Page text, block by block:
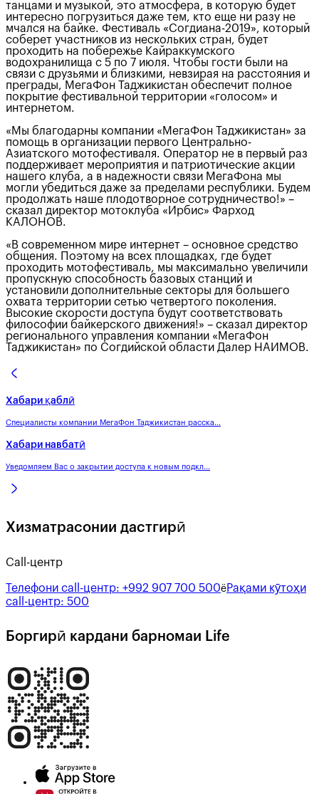
танцами и музыкой, это атмосфера, в которую будет
интересно погрузиться даже тем, кто еще ни разу не
мчался на байке. Фестиваль «Согдиана-2019», который
соберет участников из нескольких стран, будет
проходить на побережье Кайраккумского
водохранилища с 5 по 7 июля. Чтобы гости были на
связи с друзьями и близкими, невзирая на расстояния и
преграды, МегаФон Таджикистан обеспечит полное
покрытие фестивальной территории «голосом» и
интернетом.
«Мы благодарны компании «МегаФон Таджикистан» за
помощь в организации первого Центрально-
Азиатского мотофестиваля. Оператор не в первый раз
поддерживает мероприятия и патриотические акции
нашего клуба, а в надежности связи МегаФона мы
могли убедиться даже за пределами республики. Будем
продолжать наше плодотворное сотрудничество!» –
сказал директор мотоклуба «Ирбис» Фарход
КАЛОНОВ.
«В современном мире интернет – основное средство
общения. Поэтому на всех площадках, где будет
проходить мотофестиваль, мы максимально увеличили
пропускную способность базовых станций и
установили дополнительные секторы для большего
охвата территории сетью четвертого поколения.
Высокие скорости доступа будут соответствовать
философии байкерского движения!» – сказал директор
регионального управления компании «МегаФон
Таджикистан» по Согдийской области Далер НАИМОВ.
Хабари қаблӣ
Специалисты компании МегаФон Таджикистан расска...
Хабари навбатӣ
Уведомляем Вас о закрытии доступа к новым подкл...
Хизматрасонии дастгирӣ
Call-центр
Телефони call-центр: +992 907 700 500ёРақами кӯтоҳи
call-центр: 500
Боргирӣ кардани барномаи Life